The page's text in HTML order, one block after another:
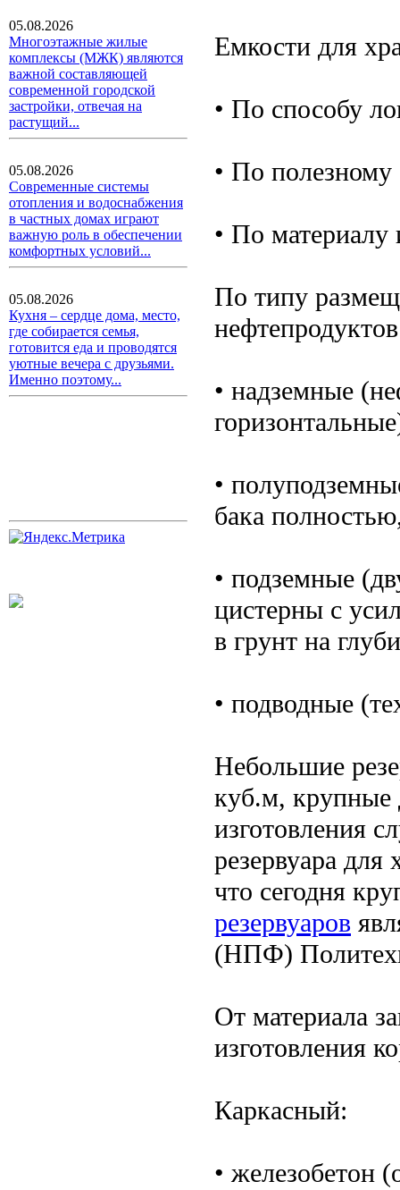
05.08.2026
Многоэтажные жилые
комплексы (МЖК) являются
важной составляющей
современной городской
застройки, отвечая на
растущий...
05.08.2026
Современные системы
отопления и водоснабжения
в частных домах играют
важную роль в обеспечении
комфортных условий...
05.08.2026
Кухня – сердце дома, место,
где собирается семья,
готовится еда и проводятся
уютные вечера с друзьями.
Именно поэтому...
Емкости для
• По способу
• По полезному
• По материалу
По типу
• надземные
•
бака
• подземные
цистерны с
в грунт на
• подводные
Небольшие
куб.м, крупные
изготовления
резервуара
что сегодня
резервуаров
(НПФ)
От материала
изготовления
Каркасный:
• железобетон